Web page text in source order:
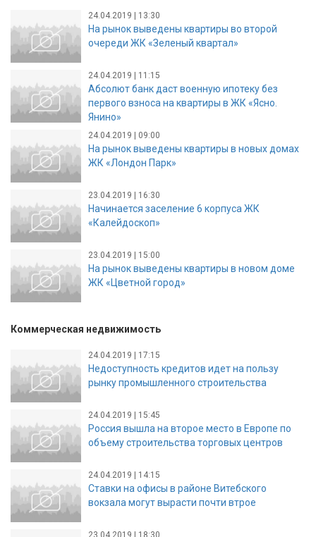
24.04.2019 | 13:30
На рынок выведены квартиры во второй
очереди ЖК «Зеленый квартал»
24.04.2019 | 11:15
Абсолют банк даст военную ипотеку без
первого взноса на квартиры в ЖК «Ясно.
Янино»
24.04.2019 | 09:00
На рынок выведены квартиры в новых домах
ЖК «Лондон Парк»
23.04.2019 | 16:30
Начинается заселение 6 корпуса ЖК
«Калейдоскоп»
23.04.2019 | 15:00
На рынок выведены квартиры в новом доме
ЖК «Цветной город»
Коммерческая недвижимость
24.04.2019 | 17:15
Недоступность кредитов идет на пользу
рынку промышленного строительства
24.04.2019 | 15:45
Россия вышла на второе место в Европе по
объему строительства торговых центров
24.04.2019 | 14:15
Ставки на офисы в районе Витебского
вокзала могут вырасти почти втрое
23.04.2019 | 18:30